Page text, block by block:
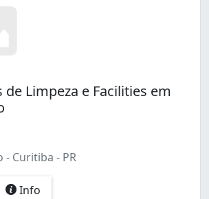
de Limpeza e Facilities em
- Curitiba - PR
Info